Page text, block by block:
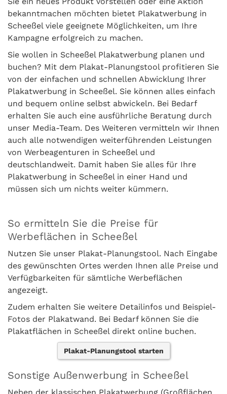
bekanntmachen möchten bietet Plakatwerbung in
Scheeßel viele geeignete Möglichkeiten, um Ihre
Kampagne erfolgreich zu machen.
Sie wollen in Scheeßel Plakatwerbung planen und
buchen? Mit dem Plakat-Planungstool profitieren Sie
von der einfachen und schnellen Abwicklung Ihrer
Plakatwerbung in Scheeßel. Sie können alles einfach
und bequem online selbst abwickeln. Bei Bedarf
erhalten Sie auch eine ausführliche Beratung durch
unser Media-Team. Des Weiteren vermitteln wir Ihnen
auch alle notwendigen weiterführenden Leistungen
von Werbeagenturen in Scheeßel und
deutschlandweit. Damit haben Sie alles für Ihre
Plakatwerbung in Scheeßel in einer Hand und
müssen sich um nichts weiter kümmern.
So ermitteln Sie die Preise für
Werbeflächen in Scheeßel
Nutzen Sie unser Plakat-Planungstool. Nach Eingabe
des gewünschten Ortes werden Ihnen alle Preise und
Verfügbarkeiten für sämtliche Werbeflächen
angezeigt.
Zudem erhalten Sie weitere Detailinfos und Beispiel-
Fotos der Plakatwand. Bei Bedarf können Sie die
Plakatflächen in Scheeßel direkt online buchen.
Plakat-Planungstool starten
Sonstige Außenwerbung in Scheeßel